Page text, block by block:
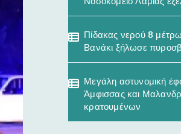
Νοσοκομείο Λαμίας
Πίδακας νερού 8
Βανάκι ξήλωσε
Μεγάλη αστυνομική
Άμφισσας και
κρατουμένων